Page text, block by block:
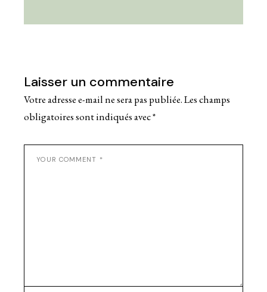
Laisser un commentaire
Votre adresse e-mail ne sera pas publiée.Les champs
obligatoires sont indiqués avec*